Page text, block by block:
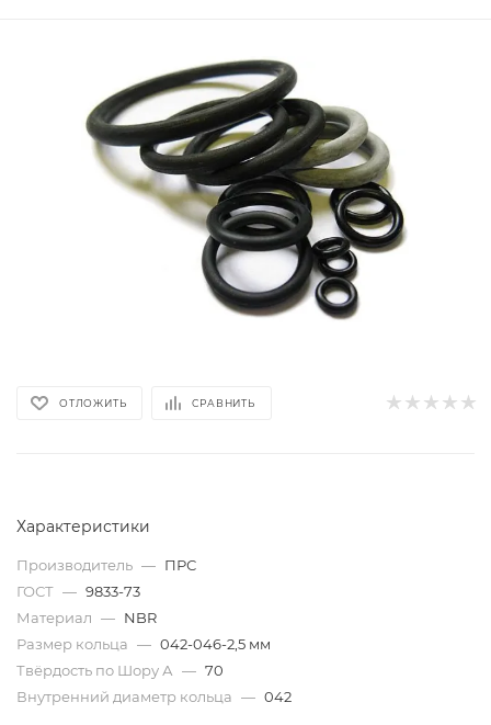
ОТЛОЖИТЬ СРАВНИТЬ
Характеристики
Производитель — ПРС
ГОСТ — 9833-73
Материал — NBR
Размер кольца — 042-046-2,5 мм
Твёрдость по Шору А — 70
Внутренний диаметр кольца — 042